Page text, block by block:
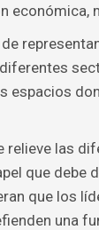
espacios
relieve las
que debe
que los
una